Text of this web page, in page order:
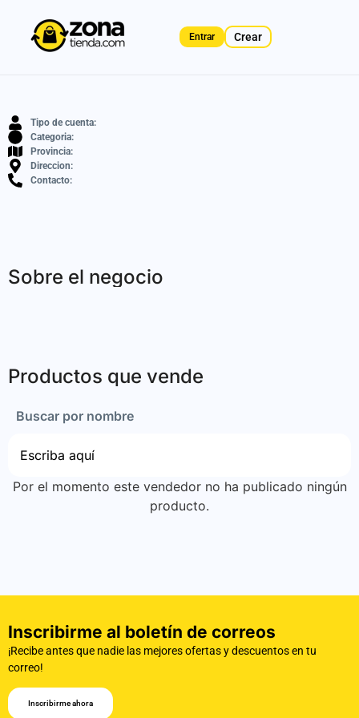
Crear
Entrar
Tipo de cuenta:
Categoria:
Provincia:
Direccion:
Contacto:
Sobre el negocio
Productos que vende
Buscar por nombre
Por el momento este vendedor no ha publicado ningún
producto.
Inscribirme al boletín de correos
¡Recibe antes que nadie las mejores ofertas y descuentos en tu
correo!
Inscribirme ahora